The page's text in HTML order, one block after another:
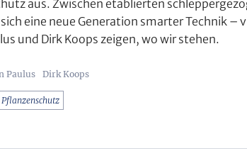
aus. Zwischen etablierten
eine neue Generation smarter Technik –
und Dirk Koops zeigen, wo wir stehen.
Paulus Dirk Koops
Pflanzenschutz